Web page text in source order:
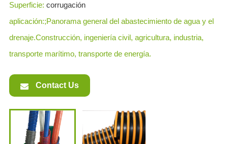
Superficie: corrugación
aplicación:;Panorama general del abastecimiento de agua y el
drenaje.Construcción, ingeniería civil, agricultura, industria,
transporte marítimo, transporte de energía.
Contact Us